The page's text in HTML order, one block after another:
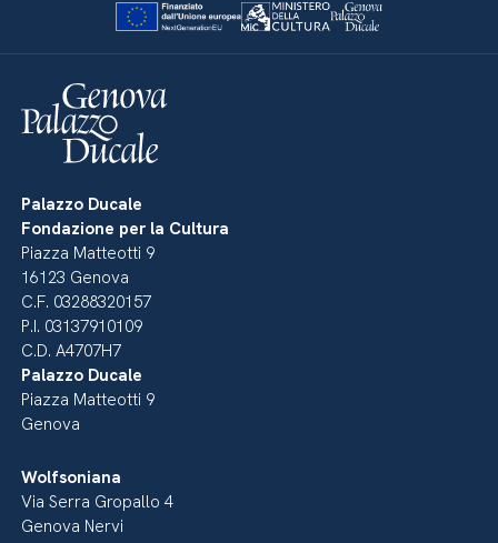
Palazzo Ducale
Fondazione per la Cultura
Piazza Matteotti 9
16123 Genova
C.F. 03288320157
P.I. 03137910109
C.D. A4707H7
Palazzo Ducale
Piazza Matteotti 9
Genova
Wolfsoniana
Via Serra Gropallo 4
Genova Nervi